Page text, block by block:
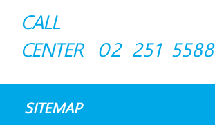
CALL
CENTER 02 251 5588
SITEMAP